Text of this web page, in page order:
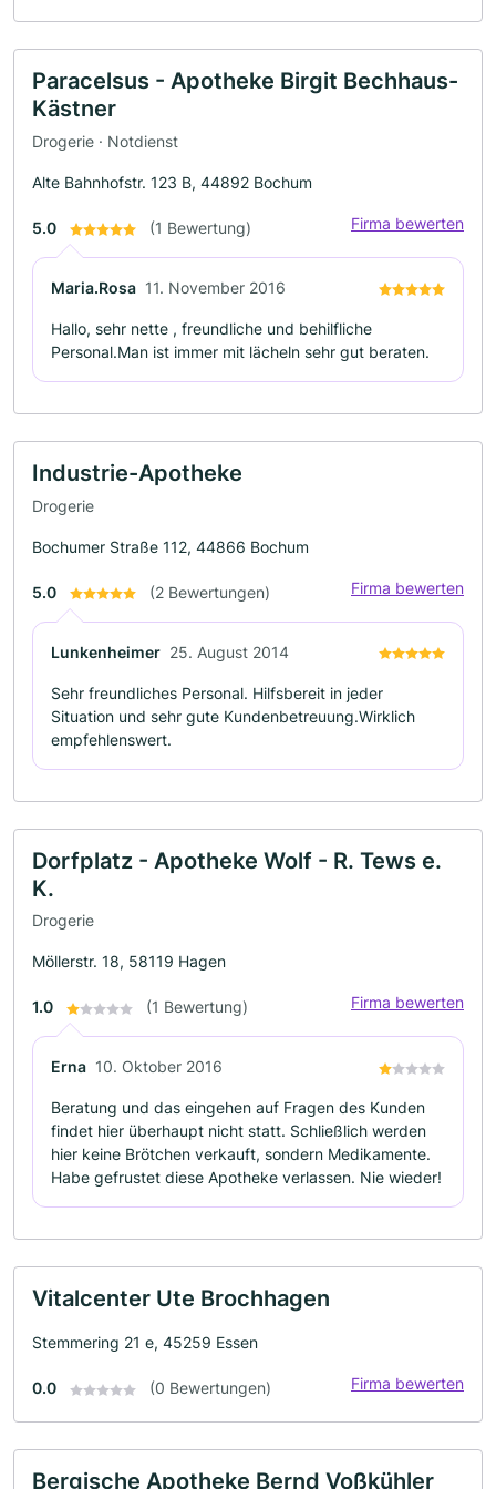
Paracelsus - Apotheke Birgit Bechhaus-
Kästner
Drogerie · Notdienst
Alte Bahnhofstr. 123 B, 44892 Bochum
5.0 (1 Bewertung) Firma bewerten
Maria.Rosa 11. November 2016
Hallo, sehr nette , freundliche und behilfliche
Personal.Man ist immer mit lächeln sehr gut beraten.
Industrie-Apotheke
Drogerie
Bochumer Straße 112, 44866 Bochum
5.0 (2 Bewertungen) Firma bewerten
Lunkenheimer 25. August 2014
Sehr freundliches Personal. Hilfsbereit in jeder
Situation und sehr gute Kundenbetreuung.Wirklich
empfehlenswert.
Dorfplatz - Apotheke Wolf - R. Tews e.
K.
Drogerie
Möllerstr. 18, 58119 Hagen
1.0 (1 Bewertung) Firma bewerten
Erna 10. Oktober 2016
Beratung und das eingehen auf Fragen des Kunden
findet hier überhaupt nicht statt. Schließlich werden
hier keine Brötchen verkauft, sondern Medikamente.
Habe gefrustet diese Apotheke verlassen. Nie wieder!
Vitalcenter Ute Brochhagen
Stemmering 21 e, 45259 Essen
0.0 (0 Bewertungen) Firma bewerten
Bergische Apotheke Bernd Voßkühler